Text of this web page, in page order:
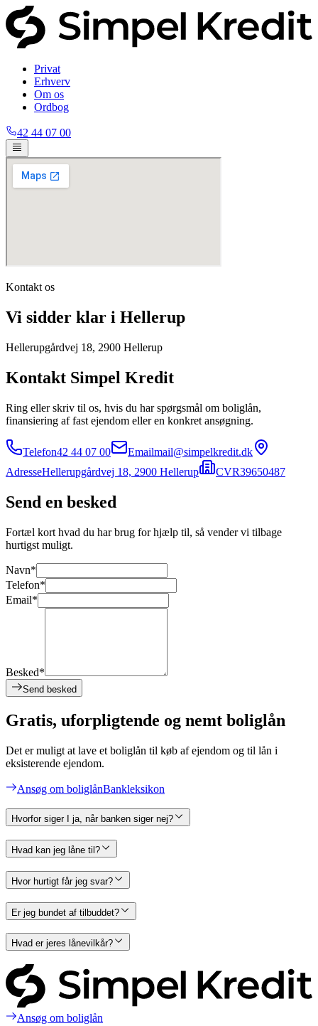
Privat
Erhverv
Om os
Ordbog
42 44 07 00
Kontakt os
Vi sidder klar i Hellerup
Hellerupgårdvej 18, 2900 Hellerup
Kontakt Simpel Kredit
Ring eller skriv til os, hvis du har spørgsmål om boliglån,
finansiering af fast ejendom eller en konkret ansøgning.
Telefon42 44 07 00 Emailmail@simpelkredit.dk
AdresseHellerupgårdvej 18, 2900 Hellerup CVR39650487
Send en besked
Fortæl kort hvad du har brug for hjælp til, så vender vi tilbage
hurtigst muligt.
Navn*
Telefon*
Email*
Besked*
Send besked
Gratis, uforpligtende og nemt boliglån
Det er muligt at lave et boliglån til køb af ejendom og til lån i
eksisterende ejendom.
Ansøg om boliglånBankleksikon
Hvorfor siger I ja, når banken siger nej?
Hvad kan jeg låne til?
Hvor hurtigt får jeg svar?
Er jeg bundet af tilbuddet?
Hvad er jeres lånevilkår?
Ansøg om boliglån